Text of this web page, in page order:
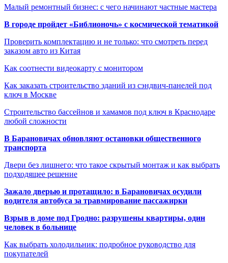
Малый ремонтный бизнес: с чего начинают частные мастера
В городе пройдет «Библионочь» с космической тематикой
Проверить комплектацию и не только: что смотреть перед
заказом авто из Китая
Как соотнести видеокарту с монитором
Как заказать строительство зданий из сэндвич-панелей под
ключ в Москве
Строительство бассейнов и хамамов под ключ в Краснодаре
любой сложности
В Барановичах обновляют остановки общественного
транспорта
Двери без лишнего: что такое скрытый монтаж и как выбрать
подходящее решение
Зажало дверью и протащило: в Барановичах осудили
водителя автобуса за травмирование пассажирки
Взрыв в доме под Гродно: разрушены квартиры, один
человек в больнице
Как выбрать холодильник: подробное руководство для
покупателей